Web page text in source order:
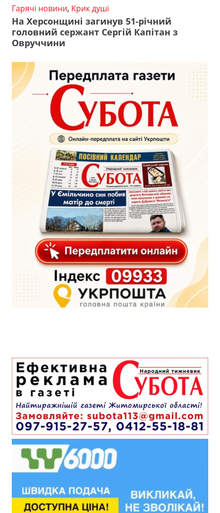
Гарячі новини, Крик душі
На Херсонщині загинув 51-річний
головний сержант Сергій Капітан з
Овруччини